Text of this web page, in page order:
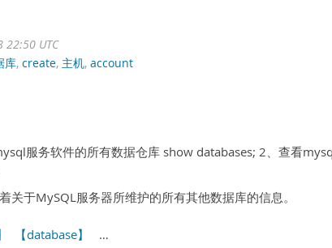
22:50 UTC
库, create, 主机, account
服务软件的所有数据仓库 show databases; 2、查看
于MySQL服务器所维护的所有其他数据库的信息。
【database】
…